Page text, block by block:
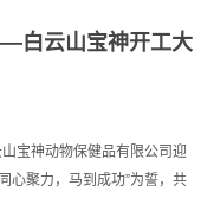
白云山宝神开工大
宝神动物保健品有限公司迎
心聚力，马到成功”为誓，共